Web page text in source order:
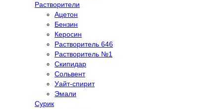
Растворители
Ацетон
Бензин
Керосин
Растворитель 646
Растворитель №1
Скипидар
Сольвент
Уайт-спирит
Эмали
Сурик